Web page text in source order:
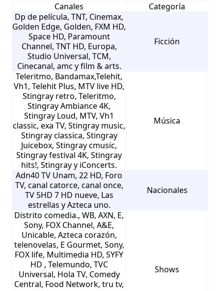
Canales
Categoría
Dp de película, TNT, Cinemax,
Golden Edge, Golden, FXM HD,
Space HD, Paramount
Channel, TNT HD, Europa,
Studio Universal, TCM,
Cinecanal, amc y film & arts.
Ficción
Teleritmo, Bandamax,Telehit,
Vh1, Telehit Plus, MTV live HD,
Stingray retro, Teleritmo,
Stingray Ambiance 4K,
Stingray Loud, MTV, Vh1
classic, exa TV, Stingray music,
Stingray classica, Stingray
Juicebox, Stingray cmusic,
Stingray festival 4K, Stingray
hits!, Stingray y iConcerts.
Música
Adn40 TV Unam, 22 HD, Foro
TV, canal catorce, canal once,
TV 5HD 7 HD nueve, Las
estrellas y Azteca uno.
Nacionales
Distrito comedia., WB, AXN, E,
Sony, FOX Channel, A&E,
Unicable, Azteca corazón,
telenovelas, E Gourmet, Sony,
FOX life, Multimedia HD, SYFY
HD , Telemundo, TVC
Universal, Hola TV, Comedy
Central, Food Network, tru tv,
Shows